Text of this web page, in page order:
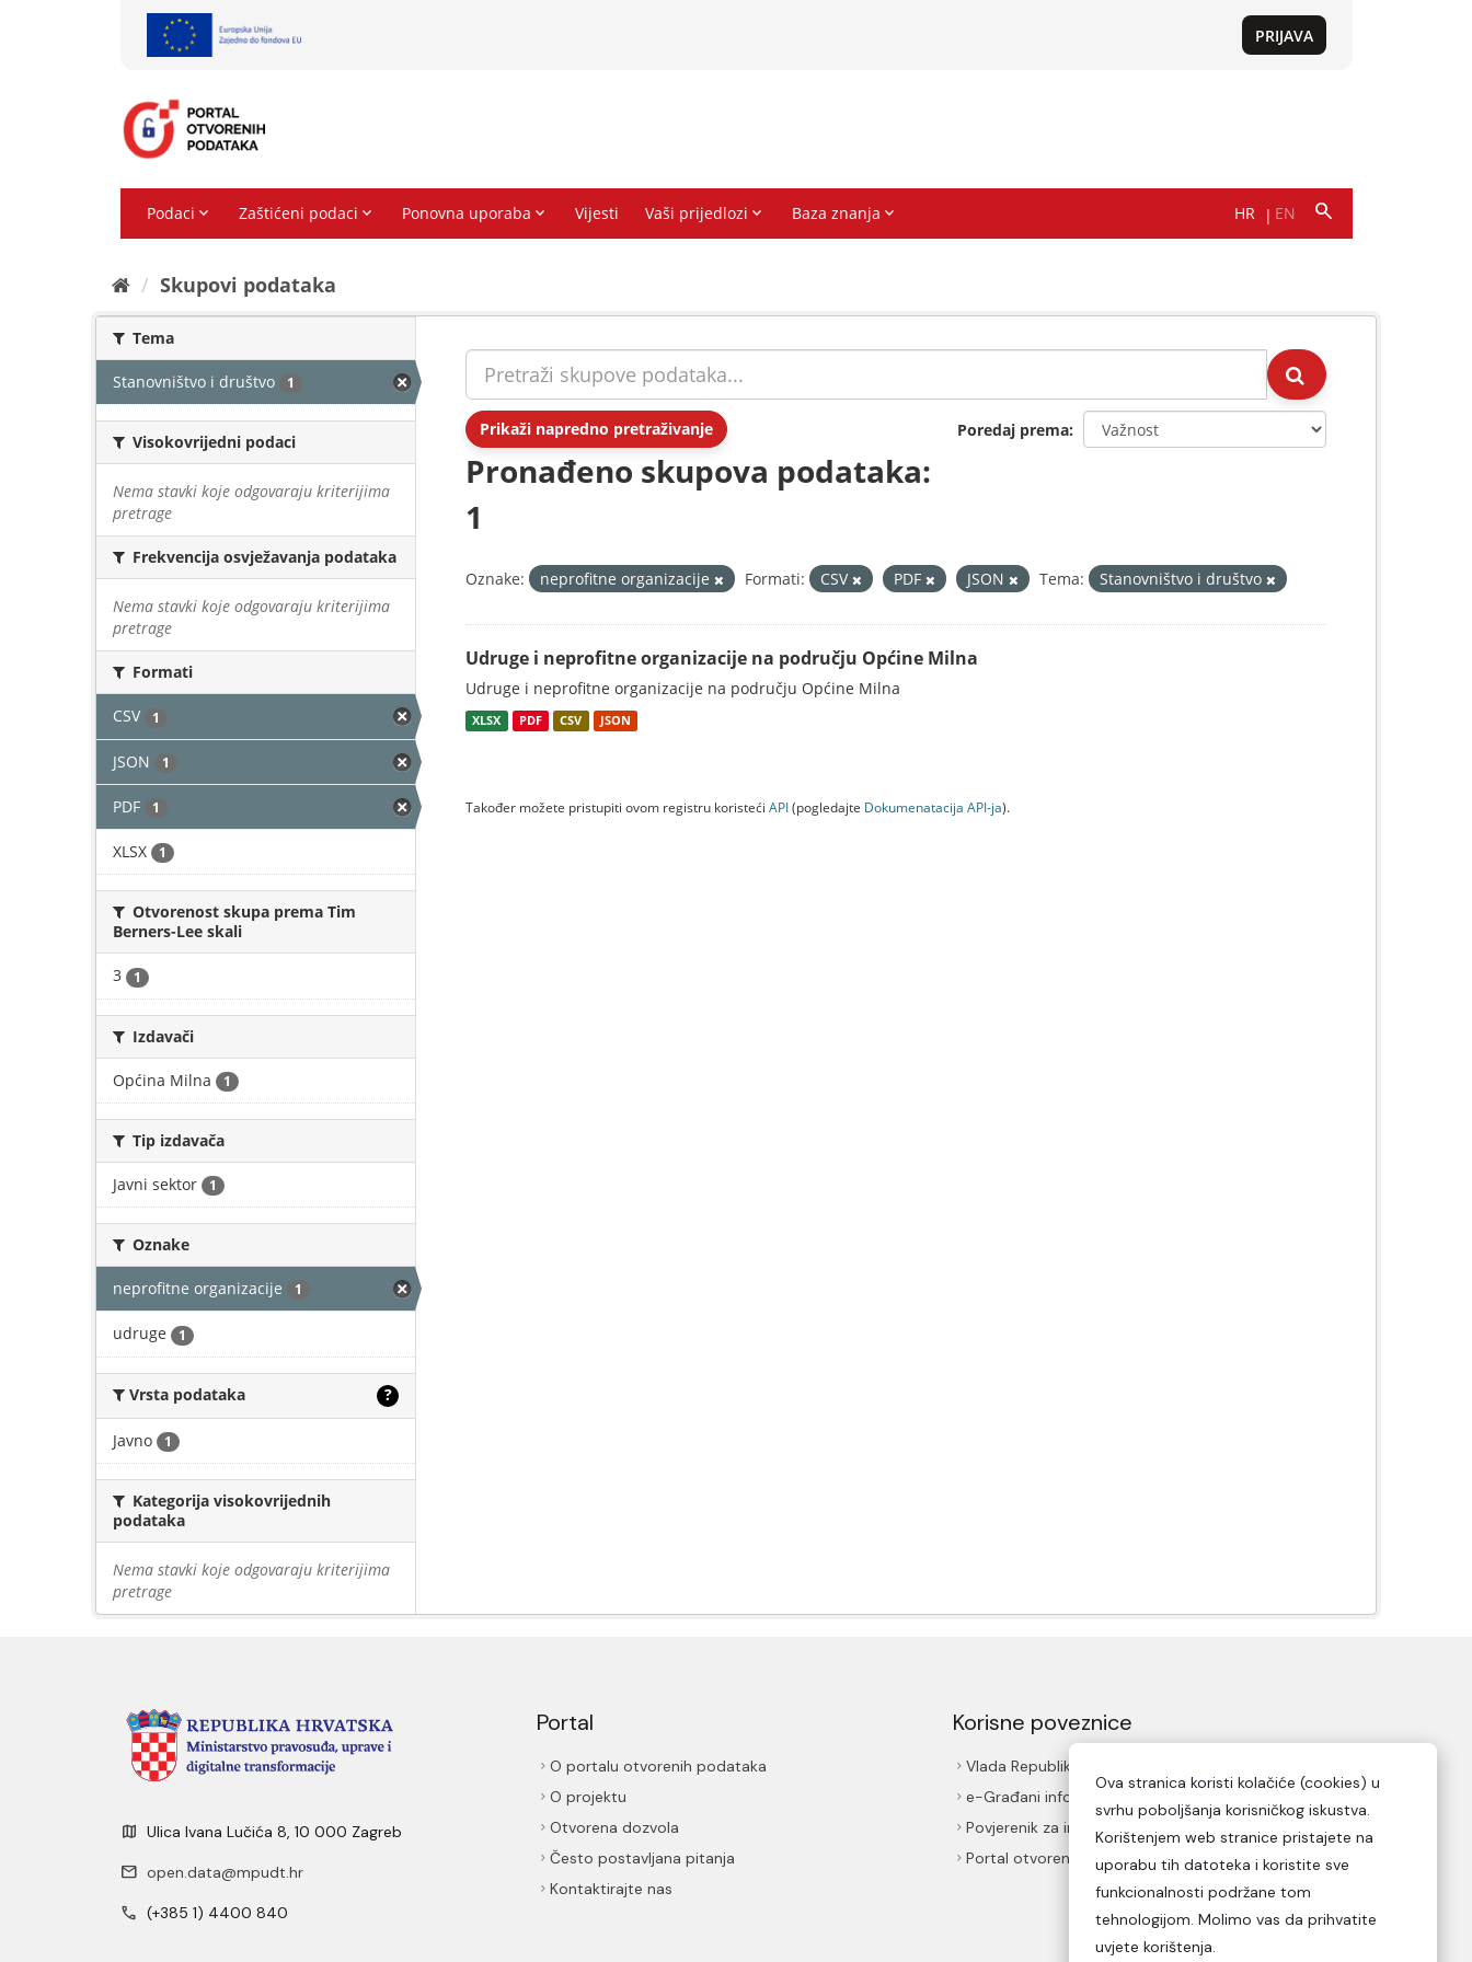
Skupovi podаtаkа
Tema
Stanovništvo i društvo 1
Visokovrijedni podaci
Nema stavki koje odgovaraju kriterijima
pretrage
Frekvencija osvježavanja podataka
Nema stavki koje odgovaraju kriterijima
pretrage
Formati
CSV 1
JSON 1
PDF 1
XLSX 1
Otvorenost skupa prema Tim
Berners-Lee skali
3 1
Izdavači
Općina Milna 1
Tip izdavača
Javni sektor 1
Oznake
neprofitne organizacije 1
udruge 1
Vrsta podataka ?
Javno 1
Kategorija visokovrijednih
podataka
Nema stavki koje odgovaraju kriterijima
pretrage
Prikaži napredno pretraživanje Poredaj prema
Pronađeno skupova podataka:
1
Oznake: neprofitne organizacije Formati: CSV PDF JSON Tema: Stanovništvo i društvo
Udruge i neprofitne organizacije na području Općine Milna
Udruge i neprofitne organizacije na području Općine Milna
XLSX PDF CSV JSON
Također možete pristupiti ovom registru koristeći API(pogledajte Dokumenаtаcijа API-jа).